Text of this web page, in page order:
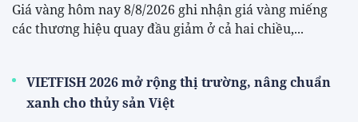
Giá vàng hôm nay 8/8/2026 ghi nhận giá vàng miếng
các thương hiệu quay đầu giảm ở cả hai chiều,...
VIETFISH 2026 mở rộng thị trường, nâng chuẩn
xanh cho thủy sản Việt